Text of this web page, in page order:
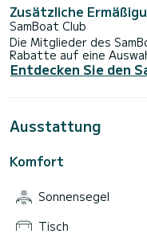
Zusätzliche
SamBoat Club
Die Mitglieder des
Rabatte auf eine
Entdecken Sie den
Ausstattung
Komfort
Sonnensegel
Tisch